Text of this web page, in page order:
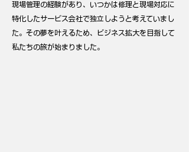
現場管理の経験があり、いつかは修理と現場対応に
特化したサービス会社で独立しようと考えていまし
た。その夢を叶えるため、ビジネス拡大を目指して
私たちの旅が始まりました。